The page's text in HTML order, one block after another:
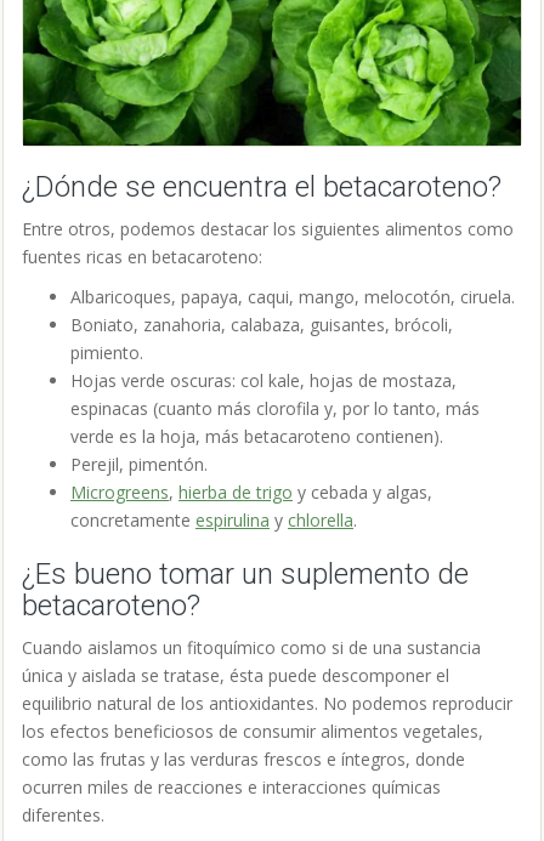
¿Dónde se encuentra el betacaroteno?
Entre otros, podemos destacar los siguientes alimentos como
fuentes ricas en betacaroteno:
Albaricoques, papaya, caqui, mango, melocotón, ciruela.
Boniato, zanahoria, calabaza, guisantes, brócoli,
pimiento.
Hojas verde oscuras: col kale, hojas de mostaza,
espinacas (cuanto más clorofila y, por lo tanto, más
verde es la hoja, más betacaroteno contienen).
Perejil, pimentón.
Microgreens, hierba de trigo y cebada y algas,
concretamente espirulina y chlorella.
¿Es bueno tomar un suplemento de
betacaroteno?
Cuando aislamos un fitoquímico como si de una sustancia
única y aislada se tratase, ésta puede descomponer el
equilibrio natural de los antioxidantes. No podemos reproducir
los efectos beneficiosos de consumir alimentos vegetales,
como las frutas y las verduras frescos e íntegros, donde
ocurren miles de reacciones e interacciones químicas
diferentes.